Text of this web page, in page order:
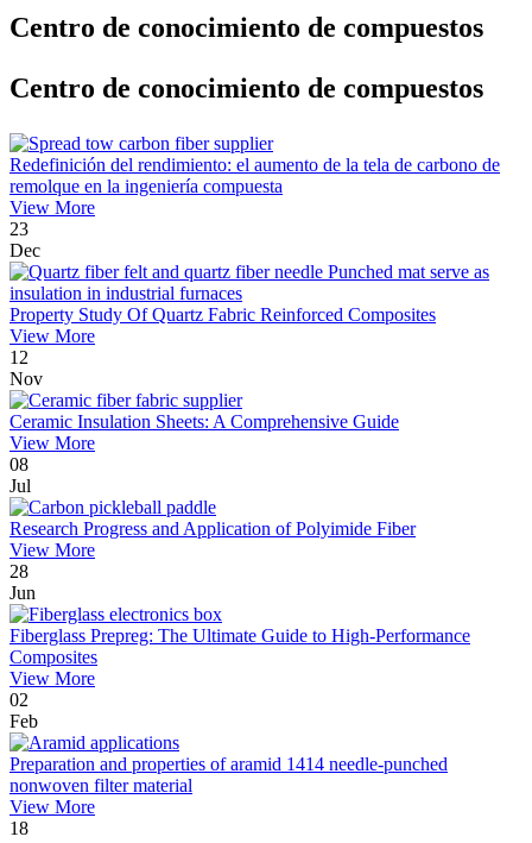
Centro de conocimiento de compuestos
Centro de conocimiento de compuestos
Redefinición del rendimiento: el aumento de la tela de carbono de
remolque en la ingeniería compuesta
View More
23
Dec
Property Study Of Quartz Fabric Reinforced Composites
View More
12
Nov
Ceramic Insulation Sheets: A Comprehensive Guide
View More
08
Jul
Research Progress and Application of Polyimide Fiber
View More
28
Jun
Fiberglass Prepreg: The Ultimate Guide to High-Performance
Composites
View More
02
Feb
Preparation and properties of aramid 1414 needle-punched
nonwoven filter material
View More
18